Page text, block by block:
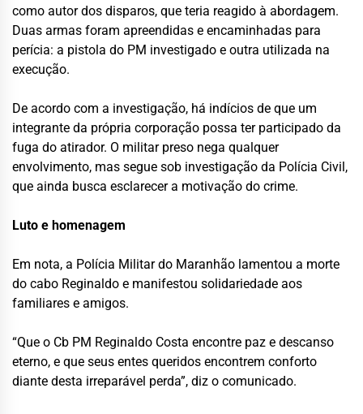
como autor dos disparos, que teria reagido à abordagem.
Duas armas foram apreendidas e encaminhadas para
perícia: a pistola do PM investigado e outra utilizada na
execução.
De acordo com a investigação, há indícios de que um
integrante da própria corporação possa ter participado da
fuga do atirador. O militar preso nega qualquer
envolvimento, mas segue sob investigação da Polícia Civil,
que ainda busca esclarecer a motivação do crime.
Luto e homenagem
Em nota, a Polícia Militar do Maranhão lamentou a morte
do cabo Reginaldo e manifestou solidariedade aos
familiares e amigos.
“Que o Cb PM Reginaldo Costa encontre paz e descanso
eterno, e que seus entes queridos encontrem conforto
diante desta irreparável perda”, diz o comunicado.